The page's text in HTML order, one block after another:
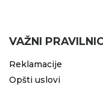
VAŽNI
Reklamacije
Opšti uslovi